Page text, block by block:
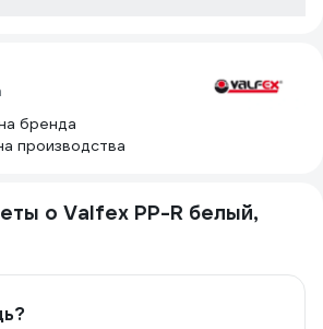
бренда
производства
о Valfex PP-R белый,